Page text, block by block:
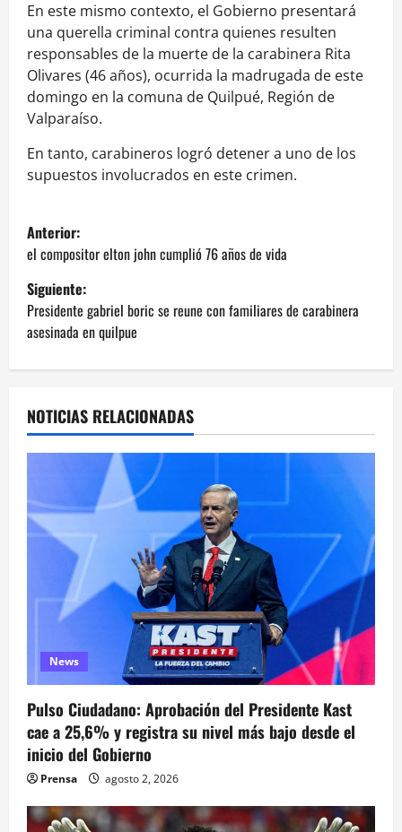
En este mismo contexto, el Gobierno presentará
una querella criminal contra quienes resulten
responsables de la muerte de la carabinera Rita
Olivares (46 años), ocurrida la madrugada de este
domingo en la comuna de Quilpué, Región de
Valparaíso.
En tanto, carabineros logró detener a uno de los
supuestos involucrados en este crimen.
N
a
v
e
g
a
c
i
ó
d
e
n
t
r
Anterior:
el compositor elton john cumplió 76 años de vida
Siguiente:
Presidente gabriel boric se reune con familiares de carabinera
asesinada en quilpue
NOTICIAS RELACIONADAS
News
Pulso Ciudadano: Aprobación del Presidente Kast
cae a 25,6% y registra su nivel más bajo desde el
inicio del Gobierno
Prensa agosto 2, 2026